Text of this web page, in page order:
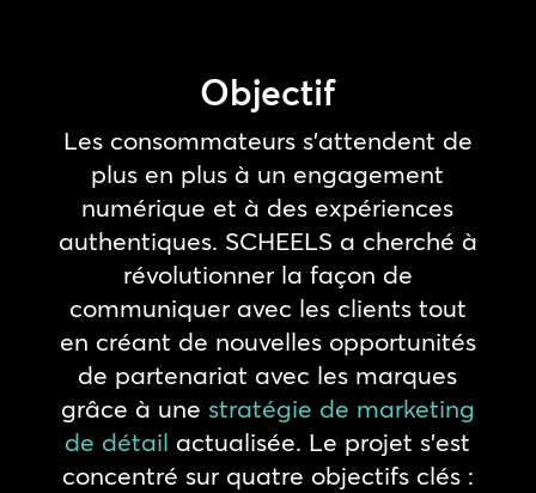
Objectif
Les consommateurs s’attendent de
plus en plus à un engagement
numérique et à des expériences
authentiques. SCHEELS a cherché à
révolutionner la façon de
communiquer avec les clients tout
en créant de nouvelles opportunités
de partenariat avec les marques
grâce à une stratégie de marketing
de détail actualisée. Le projet s’est
concentré sur quatre objectifs clés :